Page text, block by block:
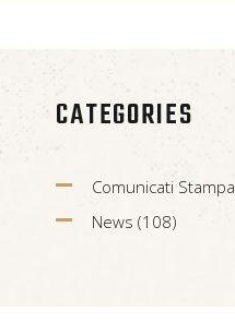
CATEGORIES
Comunicati Stampa
News (108)